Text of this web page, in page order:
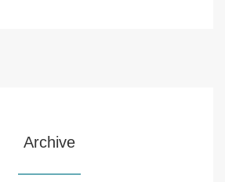
Archive